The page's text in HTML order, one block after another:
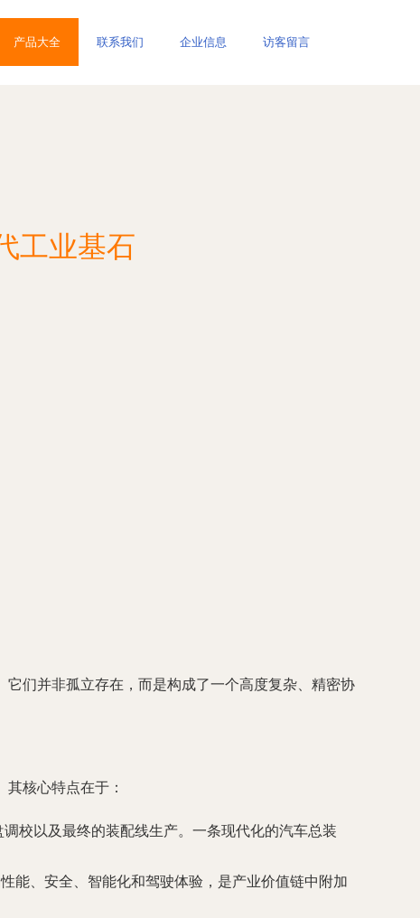
产品大全 联系我们 企业信息 访客留言
工业基石
它们并非孤立存在，而是构成了一个高度复杂、精密协
核心特点在于：
调校以及最终的装配线生产。一条现代化的汽车总装
能、安全、智能化和驾驶体验，是产业价值链中附加